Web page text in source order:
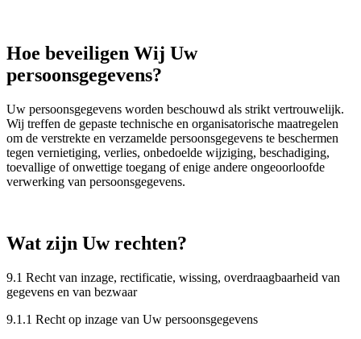
Hoe beveiligen Wij Uw
persoonsgegevens?
Uw persoonsgegevens worden beschouwd als strikt vertrouwelijk.
Wij treffen de gepaste technische en organisatorische maatregelen
om de verstrekte en verzamelde persoonsgegevens te beschermen
tegen vernietiging, verlies, onbedoelde wijziging, beschadiging,
toevallige of onwettige toegang of enige andere ongeoorloofde
verwerking van persoonsgegevens.
Wat zijn Uw rechten?
9.1 Recht van inzage, rectificatie, wissing, overdraagbaarheid van
gegevens en van bezwaar
9.1.1 Recht op inzage van Uw persoonsgegevens